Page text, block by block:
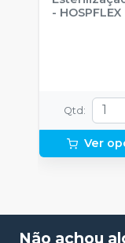
- HOSPFLEX
Qtd :
Ver
Não achou